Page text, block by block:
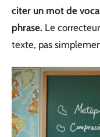
citer un mot de
phrase. Le
texte, pas